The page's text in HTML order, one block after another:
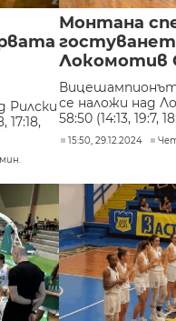
Рилски
17:18,
Монтана
Локомотив
се наложи над
58:50 (14:13, 19:7,
15:50, 29.12.2024